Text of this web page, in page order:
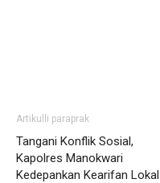
Artikulli paraprak
Tangani Konflik Sosial,
Kapolres Manokwari
Kedepankan Kearifan Lokal